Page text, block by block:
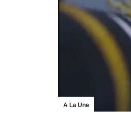
A La Une